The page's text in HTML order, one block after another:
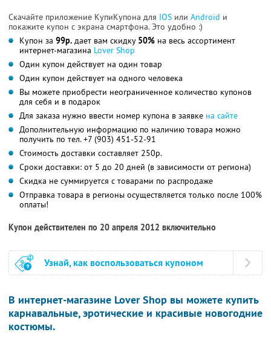
Скачайте приложение КупиКупона для IOS или Android и
покажите купон с экрана смартфона. Это удобно :)
Купон за 99р. дает вам скидку 50% на весь ассортимент
интернет-магазина Lover Shop
Один купон действует на один товар
Один купон действует на одного человека
Вы можете приобрести неограниченное количество купонов
для себя и в подарок
Для заказа нужно ввести номер купона в заявке на сайте
Дополнительную информацию по наличию товара можно
получить по тел. +7 (903) 451-52-91
Стоимость доставки составляет 250р.
Сроки доставки: от 5 до 20 дней (в зависимости от региона)
Скидка не суммируется с товарами по распродаже
Отправка товара в регионы осуществляется только после 100%
оплаты!
Купон действителен по 20 апреля 2012 включительно
Узнай, как воспользоваться купоном
В интернет-магазине Lover Shop вы можете купить
карнавальные, эротические и красивые новогодние
костюмы.